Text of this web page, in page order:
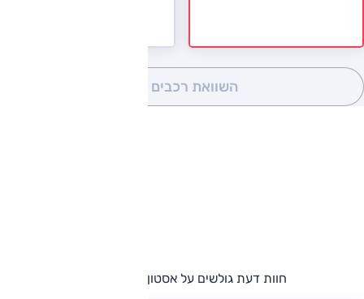
השוואת רכבים
חוות דעת גולשים על אסטון מרטין ונטאג'